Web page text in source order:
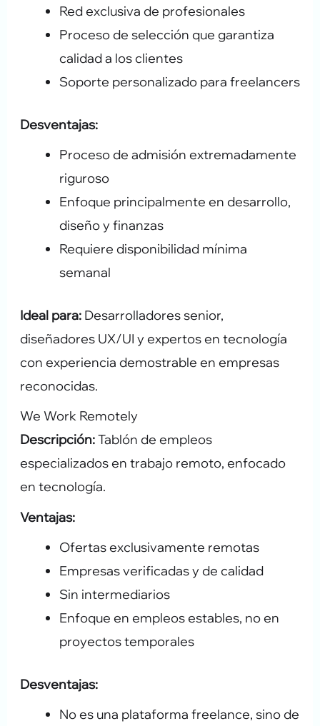
Red exclusiva de profesionales
Proceso de selección que garantiza
calidad a los clientes
Soporte personalizado para freelancers
Desventajas:
Proceso de admisión extremadamente
riguroso
Enfoque principalmente en desarrollo,
diseño y finanzas
Requiere disponibilidad mínima
semanal
Ideal para: Desarrolladores senior,
diseñadores UX/UI y expertos en tecnología
con experiencia demostrable en empresas
reconocidas.
We Work Remotely
Descripción:Tablón de empleos
especializados en trabajo remoto, enfocado
en tecnología.
Ventajas:
Ofertas exclusivamente remotas
Empresas verificadas y de calidad
Sin intermediarios
Enfoque en empleos estables, no en
proyectos temporales
Desventajas:
No es una plataforma freelance, sino de